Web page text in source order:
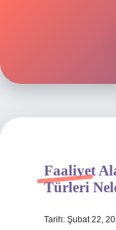
Hakkımızda
Faaliyet
Türleri
Tarih: Şubat 22,